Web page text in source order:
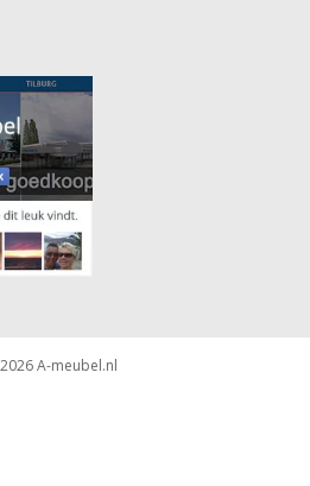
A-meubel.nl